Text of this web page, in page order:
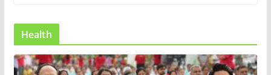
Health